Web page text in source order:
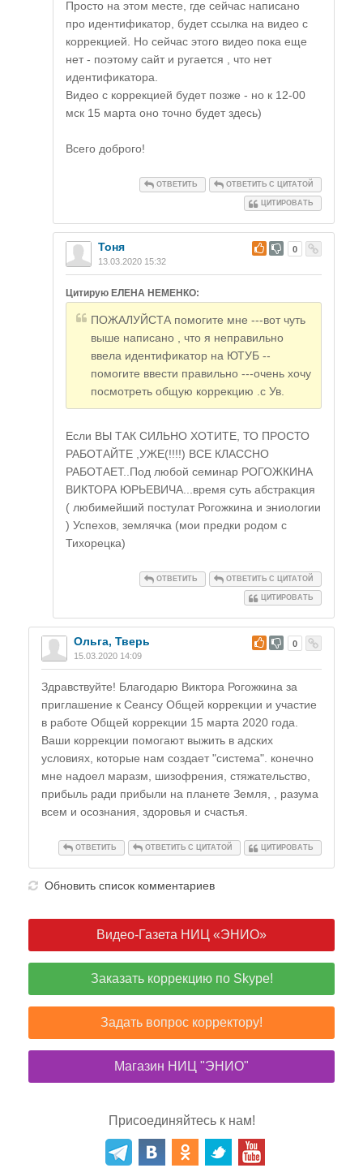
Просто на этом месте, где сейчас написано
про идентификатор, будет ссылка на видео с
коррекцией. Но сейчас этого видео пока еще
нет - поэтому сайт и ругается , что нет
идентификатора.
Видео с коррекцией будет позже - но к 12-00
мск 15 марта оно точно будет здесь)
Всего доброго!
ОТВЕТИТЬ ОТВЕТИТЬ С ЦИТАТОЙ
ЦИТИРОВАТЬ
# 0
Тоня
13.03.2020 15:32
Цитирую ЕЛЕНА НЕМЕНКО:
ПОЖАЛУЙСТА помогите мне ---вот чуть
выше написано , что я неправильно
ввела идентификатор на ЮТУБ --
помогите ввести правильно ---очень хочу
посмотреть общую коррекцию .с Ув.
Если ВЫ ТАК СИЛЬНО ХОТИТЕ, ТО ПРОСТО
РАБОТАЙТЕ ,УЖЕ(!!!!) ВСЕ КЛАССНО
РАБОТАЕТ..Под любой семинар РОГОЖКИНА
ВИКТОРА ЮРЬЕВИЧА...время суть абстракция
( любимейший постулат Рогожкина и эниологии
) Успехов, землячка (мои предки родом с
Тихорецка)
ОТВЕТИТЬ ОТВЕТИТЬ С ЦИТАТОЙ
ЦИТИРОВАТЬ
# 0
Ольга, Тверь
15.03.2020 14:09
Здравствуйте! Благодарю Виктора Рогожкина за
приглашение к Сеансу Общей коррекции и участие
в работе Общей коррекции 15 марта 2020 года.
Ваши коррекции помогают выжить в адских
условиях, которые нам создает "система". конечно
мне надоел маразм, шизофрения, стяжательство,
прибыль ради прибыли на планете Земля, , разума
всем и осознания, здоровья и счастья.
ОТВЕТИТЬ ОТВЕТИТЬ С ЦИТАТОЙ ЦИТИРОВАТЬ
Обновить список комментариев
Видео-Газета НИЦ «ЭНИО»
Заказать коррекцию по Skype!
Задать вопрос корректору!
Магазин НИЦ "ЭНИО"
Присоединяйтесь к нам!